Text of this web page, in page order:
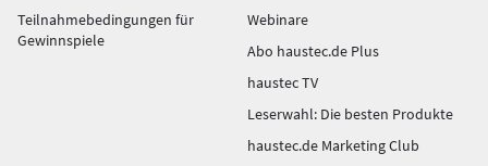
Teilnahmebedingungen für
Gewinnspiele
Webinare
Abo haustec.de Plus
haustec TV
Leserwahl: Die besten Produkte
haustec.de Marketing Club